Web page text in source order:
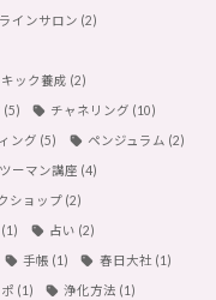
インサロン (2)
ック養成 (2)
(5) チャネリング (10)
ング (5) ペンジュラム (2)
ーマン講座 (4)
ショップ (2)
(1) 占い (2)
手帳 (1) 春日大社 (1)
(1) 浄化方法 (1)